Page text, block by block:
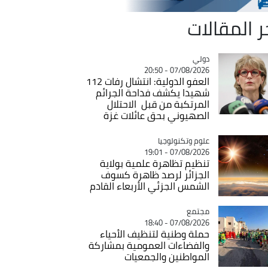
المقالات
Catégorie
دولي
07/08/2026 - 20:50
العفو الدولية: انتشال رفات 112
شهيدا يكشف فداحة الجرائم
المرتكبة من قبل الاحتلال
الصهيوني بحق عائلات غزة
Catégorie
علوم وتكنولوجيا
07/08/2026 - 19:01
تنظيم تظاهرة علمية بولاية
الجزائر لرصد ظاهرة كسوف
الشمس الجزئي الأربعاء القادم
Catégorie
مجتمع
07/08/2026 - 18:40
حملة وطنية لتنظيف الأحياء
والفضاءات العمومية بمشاركة
المواطنين والجمعيات